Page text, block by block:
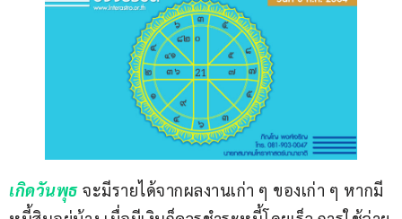
เกิดวันพุธ จะมีรายได้จากผลงานเก่า ๆ ของเก่า ๆ หากมี